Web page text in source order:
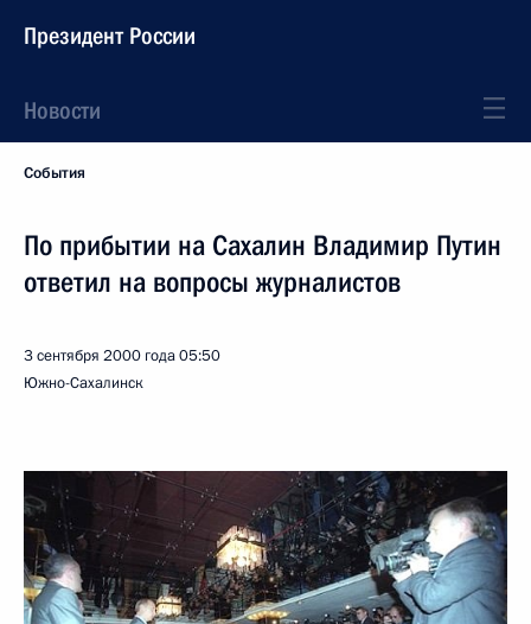
Президент России
Новости
События
По прибытии на Сахалин Владимир Путин
ответил на вопросы журналистов
3 сентября 2000 года05:50
Южно-Сахалинск